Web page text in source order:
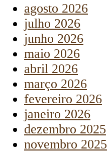
agosto 2026
julho 2026
junho 2026
maio 2026
abril 2026
março 2026
fevereiro 2026
janeiro 2026
dezembro 2025
novembro 2025